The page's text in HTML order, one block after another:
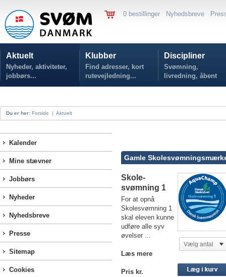
0 bestillinger Nyhedsbreve
Aktuelt
Nyheder, aktiviteter,
jobbørs...
Klubber
Find adresser, kort
rutevejledning...
Discipliner
Svømning,
livredning, åbent
vand...
Du er her: Forside | Aktuelt
Kalender
Mine stævner
Jobbørs
Nyheder
Nyhedsbreve
Presse
Sitemap
Cookies
Gamle
Skole-
svømning 1
For at opnå
Skolesvømning 1
skal eleven kunne
udføre alle syv
øvelser ...
Læs mere
Pris kr.
Vælg antal